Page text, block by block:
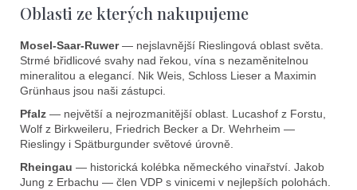
a
c
í
p
v
k
y
v
ý
v
n
í
Oblasti ze kterých nakupujeme
Mosel-Saar-Ruwer— nejslavnější Rieslingová oblast světa.
Strmé břidlicové svahy nad řekou, vína s nezaměnitelnou
mineralitou a elegancí. Nik Weis, Schloss Lieser a Maximin
Grünhaus jsou naši zástupci.
Pfalz — největší a nejrozmanitější oblast. Lucashof z Forstu,
Wolf z Birkweileru, Friedrich Becker a Dr. Wehrheim —
Rieslingy i Spätburgunder světové úrovně.
Rheingau — historická kolébka německého vinařství. Jakob
Jung z Erbachu — člen VDP s vinicemi v nejlepších polohách.